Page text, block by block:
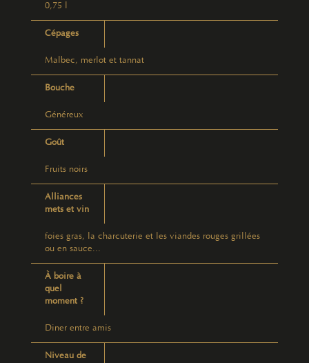
0,75 l
Cépages
Malbec, merlot et tannat
Bouche
Généreux
Goût
Fruits noirs
Alliances
mets et vin
foies gras, la charcuterie et les viandes rouges grillées
ou en sauce...
À boire à
quel
moment ?
Diner entre amis
Niveau de